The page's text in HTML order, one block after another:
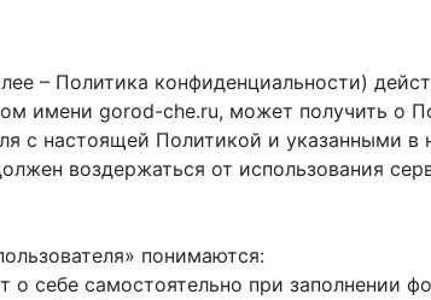
– Политика конфиденциальности)
имени gorod-che.ru, может получить о
с настоящей Политикой и указанными
воздержаться от использования
понимаются:
о себе самостоятельно при заполнении